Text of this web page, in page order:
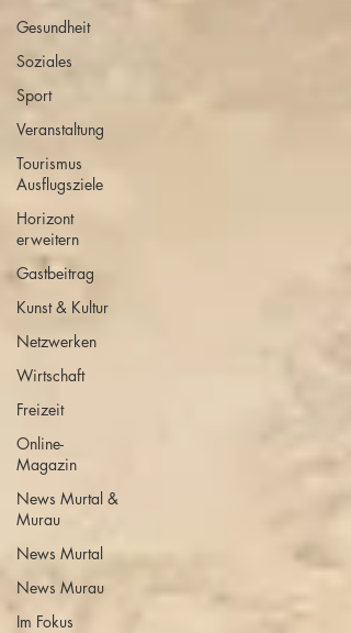
Gesundheit
Soziales
Sport
Veranstaltung
Tourismus
Ausflugsziele
Horizont
erweitern
Gastbeitrag
Kunst & Kultur
Netzwerken
Wirtschaft
Freizeit
Online-
Magazin
News Murtal &
Murau
News Murtal
News Murau
Im Fokus